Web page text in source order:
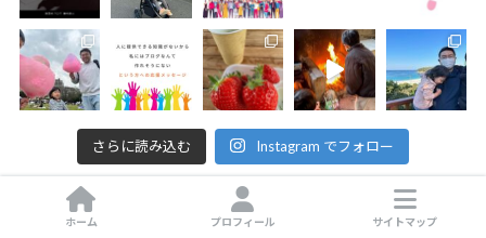
さらに読み込む Instagram でフォロー
ホーム プロフィール サイトマップ